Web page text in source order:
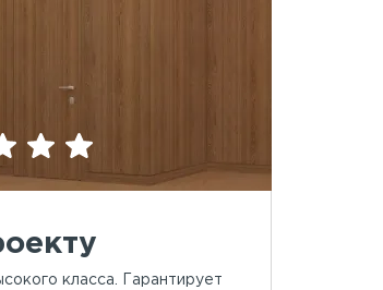
класса. Гарантирует